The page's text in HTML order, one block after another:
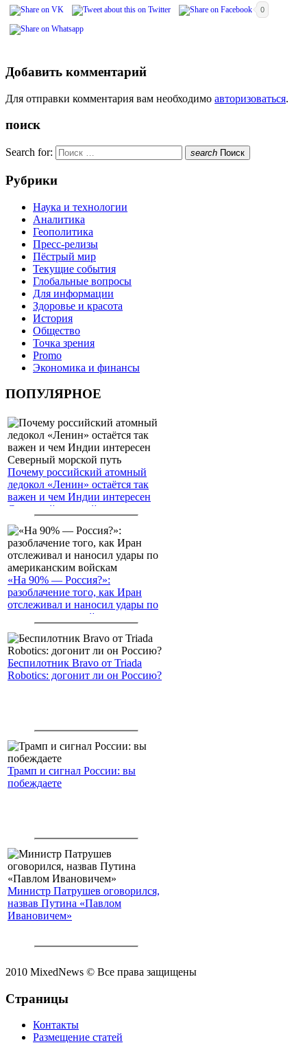
0
Добавить комментарий
Для отправки комментария вам необходимо авторизоваться.
поиск
Search for: search Поиск
Рубрики
Наука и технологии
Аналитика
Геополитика
Пресс-релизы
Пёстрый мир
Текущие события
Глобальные вопросы
Для информации
Здоровье и красота
История
Общество
Точка зрения
Promo
Экономика и финансы
ПОПУЛЯРНОЕ
Почему российский атомный
ледокол «Ленин» остаётся так
важен и чем Индии интересен
Северный морской путь
«На 90% — Россия?»:
разоблачение того, как Иран
отслеживал и наносил удары по
американским войскам
Беспилотник Bravo от Triada
Robotics: догонит ли он Россию?
Трамп и сигнал России: вы
побеждаете
Министр Патрушев оговорился,
назвав Путина «Павлом
Ивановичем»
2010 MixedNews © Все права защищены
Страницы
Контакты
Размещение статей